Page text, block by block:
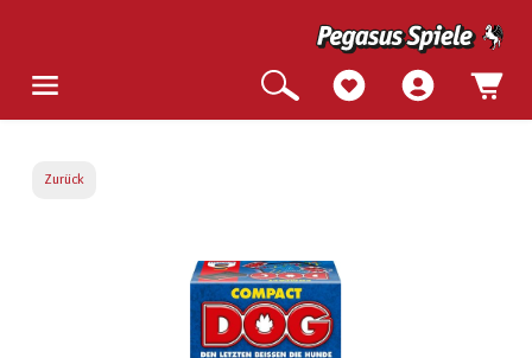
Zurück
Bildergalerie überspringen